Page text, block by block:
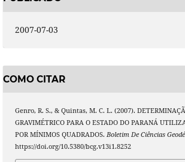
2007-07-03
COMO CITAR
Genro, R. S., & Quintas, M. C. L. (2007).
GRAVIMÉTRICO PARA O ESTADO DO PARANÁ
POR MÍNIMOS QUADRADOS. Boletim De Ciências
https://doi.org/10.5380/bcg.v13i1.8252